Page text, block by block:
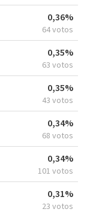
0,36%
64 votos
0,35%
63 votos
0,35%
43 votos
0,34%
68 votos
0,34%
101 votos
0,31%
23 votos